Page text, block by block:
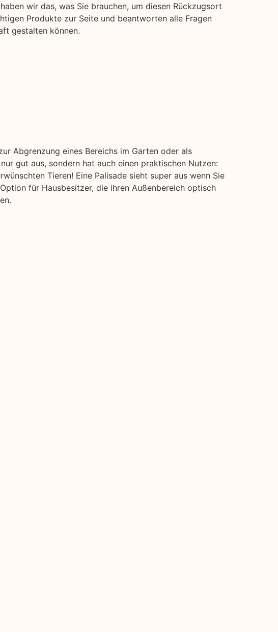
wir das, was Sie brauchen, um diesen Rückzugsort
Produkte zur Seite und beantworten alle Fragen
gestalten können.
Abgrenzung eines Bereichs im Garten oder als
gut aus, sondern hat auch einen praktischen Nutzen:
Tieren! Eine Palisade sieht super aus wenn Sie
für Hausbesitzer, die ihren Außenbereich optisch